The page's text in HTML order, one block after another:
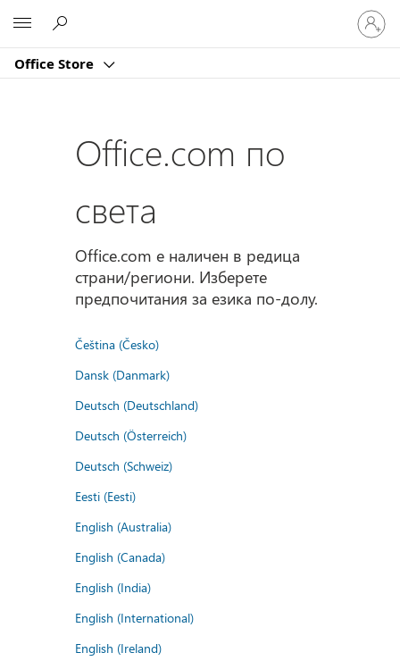
Office Store
Влезте
във
вашия
Office.com по
света
Office.com е наличен в редица
страни/региони. Изберете
предпочитания за езика по-долу.
Čeština (Česko)
Dansk (Danmark)
Deutsch (Deutschland)
Deutsch (Österreich)
Deutsch (Schweiz)
Eesti (Eesti)
English (Australia)
English (Canada)
English (India)
English (International)
English (Ireland)